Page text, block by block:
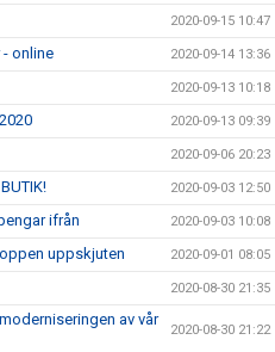
2020-09-15 10:47
online 2020-09-14 13:36
2020-09-13 10:18
2020-09-13 09:39
2020-09-06 20:23
2020-09-03 12:50
ifrån 2020-09-03 10:08
uppskjuten 2020-09-01 08:05
2020-08-30 21:35
av vår
2020-08-30 21:22